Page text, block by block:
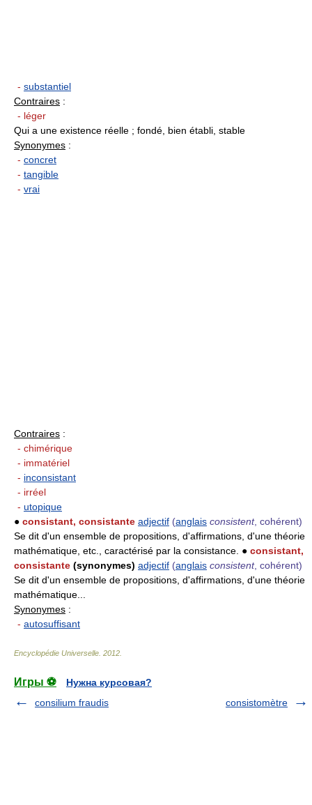
- substantiel
Contraires :
- léger
Qui a une existence réelle ; fondé, bien établi, stable
Synonymes :
- concret
- tangible
- vrai
Contraires :
- chimérique
- immatériel
- inconsistant
- irréel
- utopique
● consistant, consistante adjectif (anglais consistent, cohérent)
Se dit d'un ensemble de propositions, d'affirmations, d'une théorie
mathématique, etc., caractérisé par la consistance. ● consistant,
consistante (synonymes) adjectif (anglais consistent, cohérent)
Se dit d'un ensemble de propositions, d'affirmations, d'une théorie
mathématique...
Synonymes :
- autosuffisant
Encyclopédie Universelle 2012
Игры ⚽
Нужна курсовая?
consilium fraudis
consistomètre